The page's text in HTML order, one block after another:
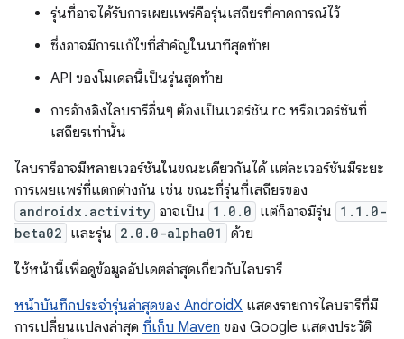
รุ่นที่อาจได้รับการเผยแพร่คือรุ่นเสถียรที่คาดการณ์ไว้
ซึ่งอาจมีการแก้ไขที่สำคัญในนาทีสุดท้าย
API ของโมเดลนี้เป็นรุ่นสุดท้าย
การอ้างอิงไลบรารีอื่นๆ ต้องเป็นเวอร์ชัน rc หรือเวอร์ชันที่
เสถียรเท่านั้น
ไลบรารีอาจมีหลายเวอร์ชันในขณะเดียวกันได้ แต่ละเวอร์ชันมีระยะ
การเผยแพร่ที่แตกต่างกัน เช่น ขณะที่รุ่นที่เสถียรของ
androidx.activity อาจเป็น 1.0.0 แต่ก็อาจมีรุ่น 1.1.0-
beta02 และรุ่น 2.0.0-alpha01
ด้วย
ใช้หน้านี้เพื่อดูข้อมูลอัปเดตล่าสุดเกี่ยวกับไลบรารี
หน้าบันทึกประจำรุ่นล่าสุดของ AndroidX แสดงรายการไลบรารีที่มี
การเปลี่ยนแปลงล่าสุด ที่เก็บ Maven ของ Google แสดงประวัติ